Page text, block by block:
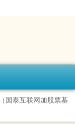
国泰互联网加股票基